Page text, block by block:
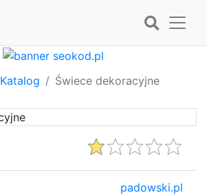
Katalog Świece dekoracyjne
padowski.pl